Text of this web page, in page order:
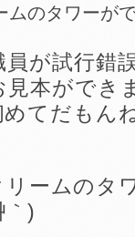
ムのタワーが
が試行錯
本ができ
てだもん
ームのタ
｀)